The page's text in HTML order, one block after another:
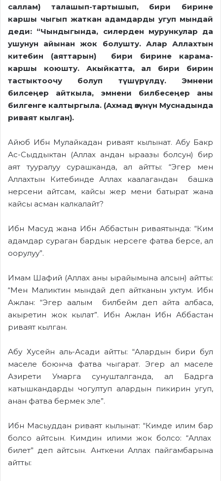
саллам) талашып-тартышып, бири бирине
каршы чыгып жаткан адамдарды угуп мындай
деди: “Чындыгында, силерден мурункулар да
ушунун айынан жок болушту. Алар Аллахтын
китебин (аяттарын) бири бирине карама-
каршы коюшту. Акыйкатта, ал бири бирин
тастыктоочу болуп түшүрүлдү. Эмнени
билсеңер айткыла, эмнени билбесеңер аны
билгенге калтыргыла. (Ахмад өзүнүн Муснадында
риваят кылган).
Айюб Ибн Мулайкадан риваят кылынат. Абу Бакр
Ас-Сыддыктан (Аллах андан ыраазы болсун) бир
аят тууралуу сурашканда, ал айтты: “Эгер мен
Аллахтын Китебинде Аллах каалагандан башка
нерсени айтсам, кайсы жер мени батырат жана
кайсы асман калкалайт?
Ибн Масуд жана Ибн Аббастын риваятында: “Ким
адамдар сураган бардык нерсеге фатва берсе, ал
оорулуу”.
Имам Шафий (Аллах аны ырайымына алсын) айтты:
“Мен Маликтин мындай деп айтканын уктум. Ибн
Ажлан: “Эгер аалым билбейм деп айта албаса,
акыретин жок кылат”. Ибн Ажлан Ибн Аббастан
риваят кылган.
Абу Хусейн аль-Асади айтты: “Алардын бири бул
маселе боюнча фатва чыгарат. Эгер ал маселе
Азирети Умарга сунушталганда, ал Бадрга
катышкандарды чогултуп алардын пикирин угуп,
анан фатва бермек эле”.
Ибн Масьуддан риваят кылынат: “Кимде илим бар
болсо айтсын. Кимдин илими жок болсо: “Аллах
билет” деп айтсын. Анткени Аллах пайгамбарына
айтты: